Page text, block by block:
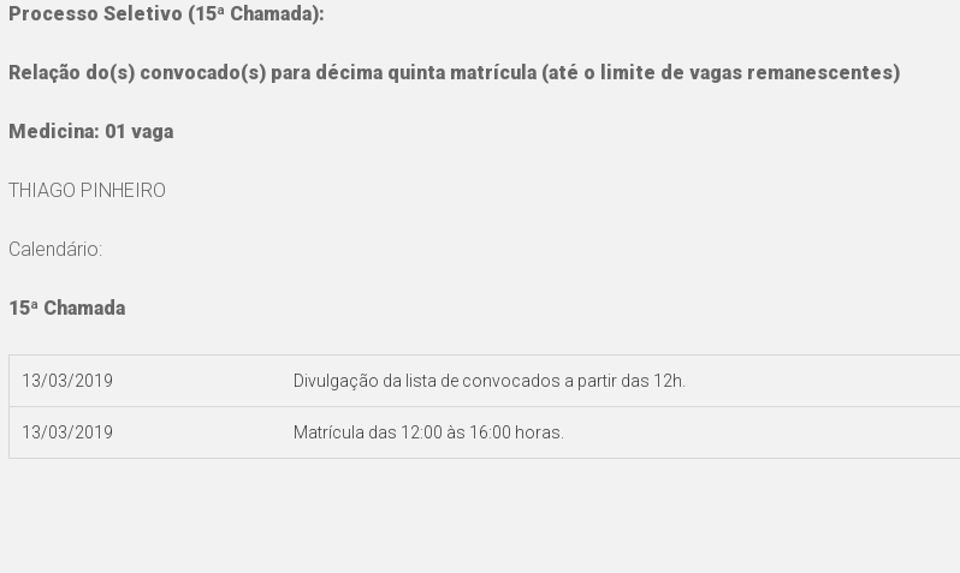
Processo Seletivo (15ª Chamada):
Relação do(s) convocado(s) para décima quinta matrícula (até o limite de vagas remanescentes)
Medicina: 01 vaga
THIAGO PINHEIRO
Calendário:
15ª Chamada
13/03/2019 Divulgação da lista de convocados a partir das 12h.
13/03/2019 Matrícula das 12:00 às 16:00 horas.